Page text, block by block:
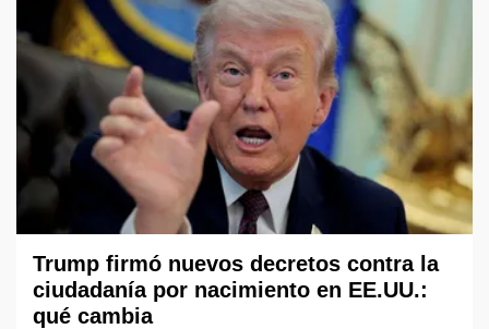
Trump firmó nuevos decretos contra la
ciudadanía por nacimiento en EE.UU.:
qué cambia